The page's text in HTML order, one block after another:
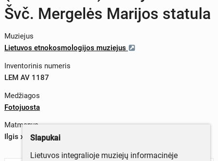
Švč. Mergelės Marijos statula
Muziejus
Lietuvos etnokosmologijos muziejus
Inventorinis numeris
LEM AV 1187
Medžiagos
Fotojuosta
Matmenys
Ilgis x plotis – 2,5x3,5 cm
Slapukai
Lietuvos integralioje muziejų informacinėje